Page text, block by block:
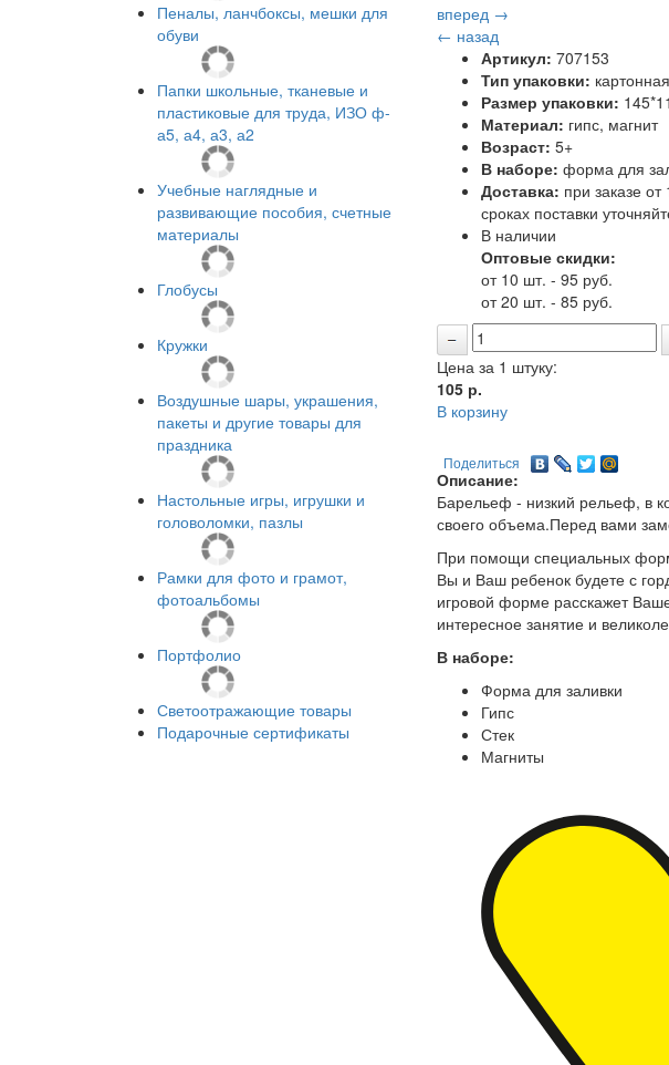
Пеналы, ланчбоксы, мешки для
обуви
Папки школьные, тканевые и
пластиковые для труда, ИЗО ф-
а5, а4, а3, а2
Учебные наглядные и
развивающие пособия, счетные
материалы
Глобусы
Кружки
Воздушные шары, украшения,
пакеты и другие товары для
праздника
Настольные игры, игрушки и
головоломки, пазлы
Рамки для фото и грамот,
фотоальбомы
Портфолио
Светоотражающие товары
Подарочные сертификаты
вперед →
← назад
Артикул: 707153
Тип упаковки:
Размер упаковки:
Материал: гипс, магнит
Возраст: 5+
В наборе: форма для
Доставка: при заказе
сроках поставки
В наличии
Оптовые скидки:
от 10 шт. - 95 руб.
от 20 шт. - 85 руб.
Цена за 1 штуку:
105р.
В корзину
Поделиться
Описание:
Барельеф - низкий рельеф, в
своего объема.Перед вами
При помощи специальных
Вы и Ваш ребенок будете с
игровой форме расскажет
интересное занятие и
В наборе:
Форма для заливки
Гипс
Стек
Магниты